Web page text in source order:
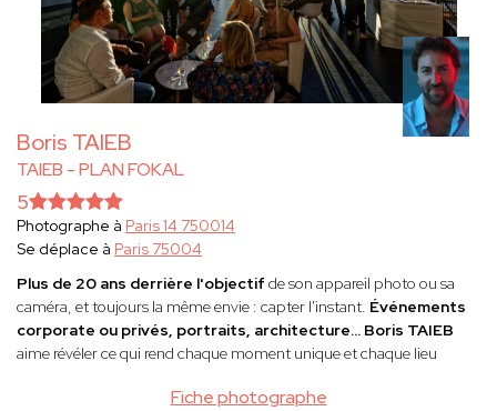
Boris TAIEB
TAIEB - PLAN FOKAL
Fiche photographe
5
Photographe à Paris 14 750014
Se déplace à Paris 75004
Plus de 20 ans derrière l'objectif de son appareil photo ou sa
caméra, et toujours la même envie : capter l'instant. Événements
corporate ou privés, portraits, architecture... Boris TAIEB
aime révéler ce qui rend chaque moment unique et chaque lieu